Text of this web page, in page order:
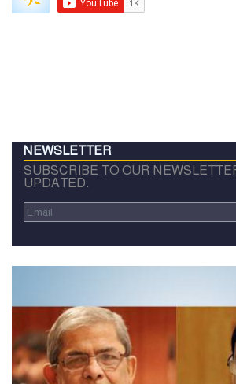
NEWSLETTER
SUBSCRIBE TO OUR
UPDATED.